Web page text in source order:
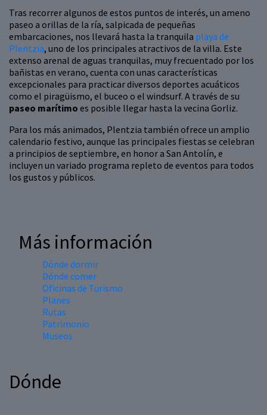
Tras recorrer algunos de estos puntos de interés, un ameno
paseo a orillas de la ría, salpicada de pequeñas
embarcaciones, nos llevará hasta la tranquila playa de
Plentzia, uno de los principales atractivos de la villa. Este
extenso arenal de aguas tranquilas, muy frecuentado por los
bañistas en verano, cuenta con unas características
excepcionales para practicar diversos deportes acuáticos
como el piragüismo, el buceo o el windsurf. A través de su
paseo marítimo es posible llegar hasta la vecina Gorliz.
Para los más animados, Plentzia también ofrece un amplio
calendario festivo, aunque las principales fiestas se celebran
a principios de septiembre, en honor a San Antolín, e
incluyen un variado programa repleto de eventos para todos
los gustos y públicos.
Más información
Dónde dormir
Dónde comer
Oficinas de Turismo
Planes
Rutas
Patrimonio
Museos
Dónde